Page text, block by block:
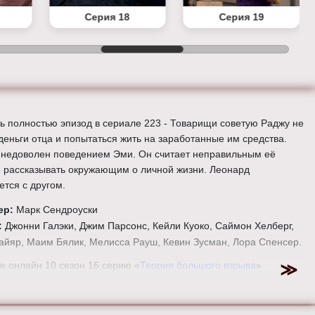
Серия 18 Серия 19
полностью эпизод в сериале 223 - Товарищи советую Раджу не
отца и попытаться жить на заработанные им средства.
поведением Эми. Он считает неправильным её
рассказывать окружающим о личной жизни. Леонард
с другом.
Марк Сендроуски
Джонни Галэки, Джим Парсонс, Кейли Куоко, Саймон Хелберг,
Маим Бялик, Мелисса Рауш, Кевин Зусман, Лора Спенсер.
онлайн 10 сезон 16 серию «Теория большого взрыва»